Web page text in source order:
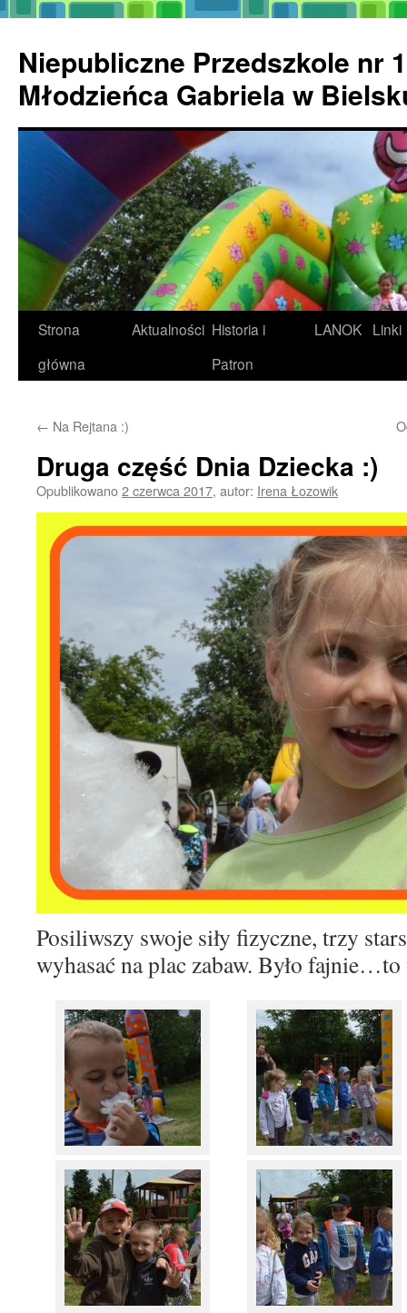
treści
Niepubliczne Przedszkole nr
Młodzieńca Gabriela w
Strona
główna
Aktualności Historia i
Patron
LANOK Linki
← Na Rejtana :)
Druga część Dnia Dziecka :)
Opublikowano2 czerwca 2017, autor: Irena Łozowik
Posiliwszy swoje siły fizyczne, trzy
wyhasać na plac zabaw. Było